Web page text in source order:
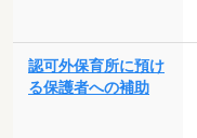
認可外保育所に預け
る保護者への補助